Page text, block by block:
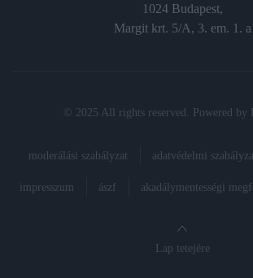
1024 Budapest,
Margit krt. 5/A, 3. em. 1. a
© 2025 All rights reserved. Powered by
moderálási szabályzat adatvédelmi
impresszum ászf akadálymentességi
Lap tetejére